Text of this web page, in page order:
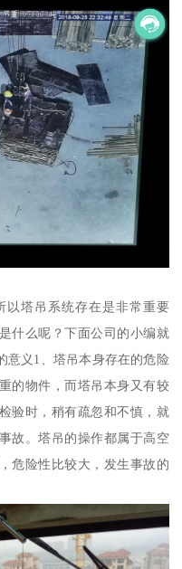
以塔吊系统存在是非常重要
什么呢？下面公司的小编就
意义1、塔吊本身存在的危险
的物件，而塔吊本身又有较
验时，稍有疏忽和不慎，就
故。塔吊的操作都属于高空
危险性比较大，发生事故的